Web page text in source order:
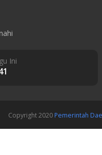
Ini
Copyright 2020 Pemerintah